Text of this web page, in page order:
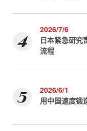
2026/7/6
日本紧急研究
流程
2026/6/1
用中国速度锻